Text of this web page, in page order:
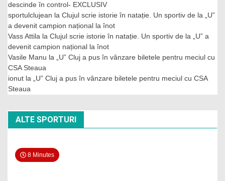
descinde în control- EXCLUSIV
sportulclujean la Clujul scrie istorie în natație. Un sportiv de la „U”
a devenit campion național la înot
Vass Attila la Clujul scrie istorie în natație. Un sportiv de la „U” a
devenit campion național la înot
Vasile Manu la
„U” Cluj a pus în vânzare biletele pentru meciul cu
CSA Steaua
ionut la
„U” Cluj a pus în vânzare biletele pentru meciul cu CSA
Steaua
ALTE SPORTURI
8 Minutes